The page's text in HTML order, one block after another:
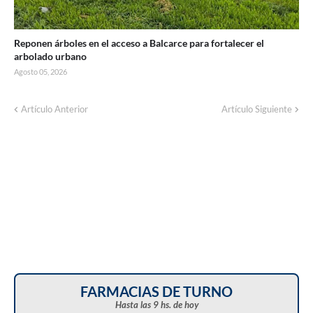
Reponen árboles en el acceso a Balcarce para fortalecer el
arbolado urbano
Agosto 05, 2026
Artículo Anterior Artículo Siguiente
FARMACIAS DE TURNO
Hasta las 9 hs. de hoy